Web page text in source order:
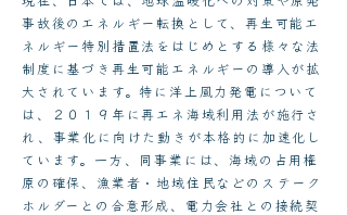
事故後のエネルギー転換として、再生可能エ
ネルギー特別措置法をはじめとする様々な法
制度に基づき再生可能エネルギーの導入が拡
大されています。特に洋上風力発電について
は、２０１９年に再エネ海域利用法が施行さ
れ、事業化に向けた動きが本格的に加速化し
ています。一方、同事業には、海域の占用権
原の確保、漁業者・地域住民などのステーク
ホルダーとの合意形成、電力会社との接続契